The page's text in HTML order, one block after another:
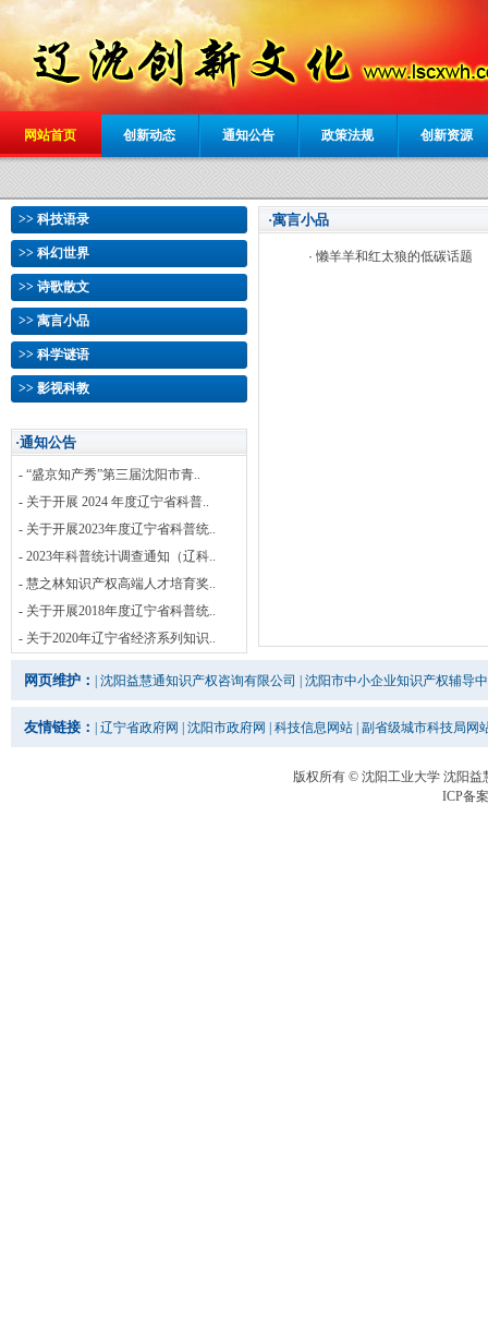
网站首页 创新动态 通知公告 政策法规 创新资源
>> 科技语录
>> 科幻世界
>> 诗歌散文
>> 寓言小品
>> 科学谜语
>> 影视科教
·通知公告
- “盛京知产秀”第三届沈阳市青..
- 关于开展 2024 年度辽宁省科普..
- 关于开展2023年度辽宁省科普统..
- 2023年科普统计调查通知（辽科..
- 慧之林知识产权高端人才培育奖..
- 关于开展2018年度辽宁省科普统..
- 关于2020年辽宁省经济系列知识..
·寓言小品
· 懒羊羊和红太狼的低碳话题
网页维护： 沈阳益慧通知识产权咨询有限公司 沈阳市中小企业知识产权辅导
友情链接： 辽宁省政府网 沈阳市政府网 科技信息网站 副省级城市科技局网
版权所有 © 沈阳工业大学 沈阳
ICP备